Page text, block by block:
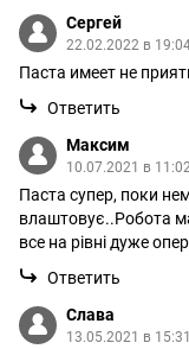
Сергей
22.02.2022 в
Паста имеет не
Ответить
Максим
10.07.2021 в
Паста супер, поки
влаштовує..Робота
все на рівні дуже
Ответить
Слава
13.05.2021 в 15:31